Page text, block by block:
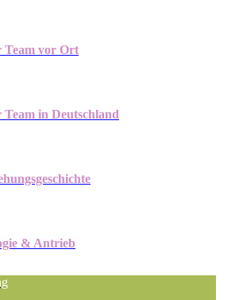
Team vor Ort
Team in Deutschland
& Antrieb